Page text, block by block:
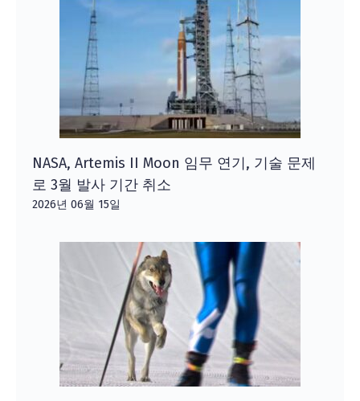
NASA, Artemis II Moon 임무 연기, 기술 문제
로 3월 발사 기간 취소
2026년 06월 15일